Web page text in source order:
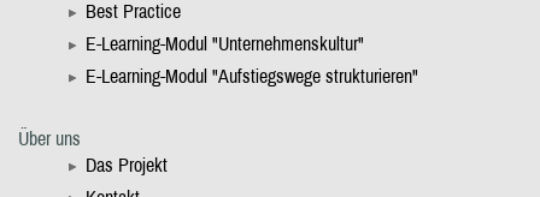
Best Practice
E-Learning-Modul "Unternehmenskultur"
E-Learning-Modul "Aufstiegswege strukturieren"
Über uns
Das Projekt